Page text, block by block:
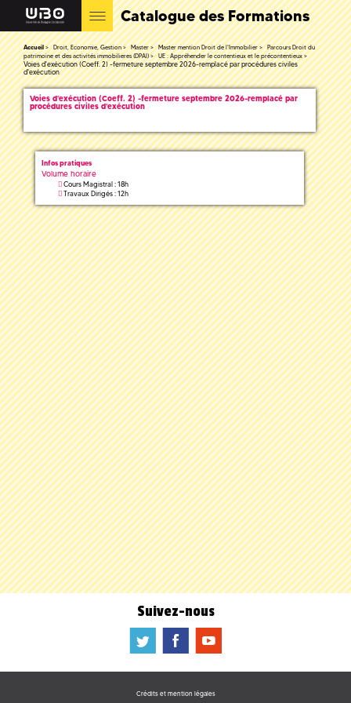
Catalogue des Formations
Accueil Droit, Economie, Gestion Master Master mention Droit de l'Immobilier
Parcours Droit du
patrimoine et des activités immobilieres (DPAI)
UE : Appréhender le contentieux et le précontentieux
Voies d'exécution (Coeff. 2) -fermeture septembre 2026-remplacé par procédures civiles
d'exécution
Voies d'exécution (Coeff. 2) -fermeture septembre 2026-remplacé par
procédures civiles d'exécution
Infos pratiques
Volume horaire
Cours Magistral : 18h
Travaux Dirigés : 12h
Suivez-nous
a b f
Crédits et mention légales